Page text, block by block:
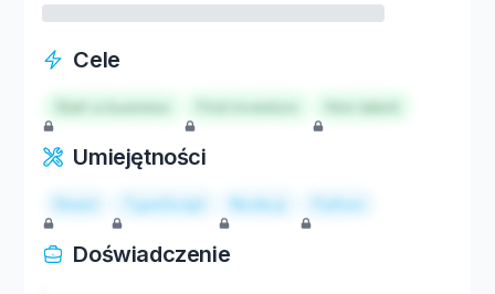
Cele
Start a business Hire talent
Umiejętności
React TypeScript Node.js Python
Doświadczenie